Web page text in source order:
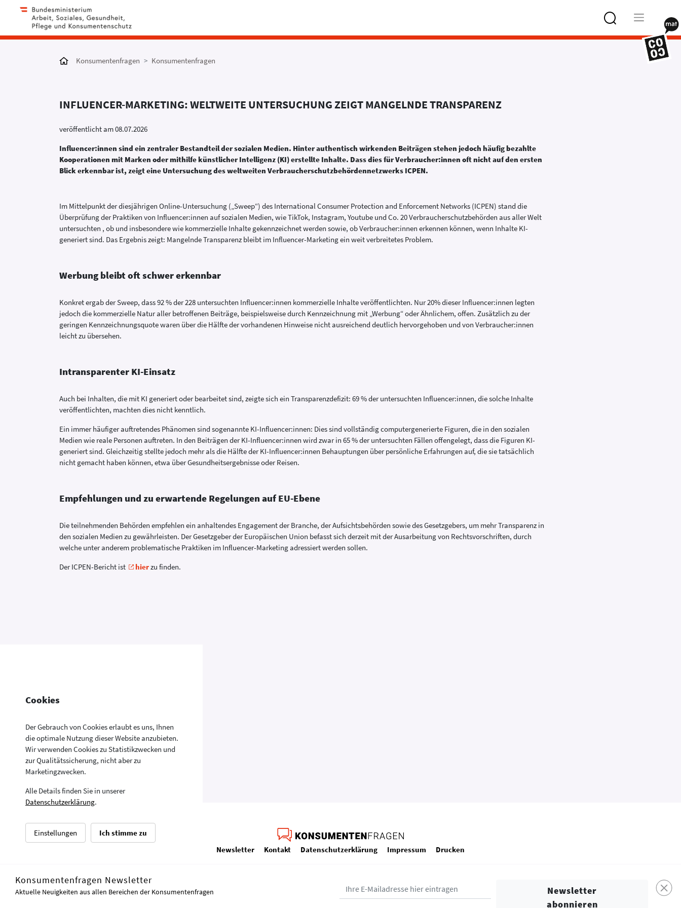
Cookies
Der Gebrauch von Cookies erlaubt es uns, Ihnen
die optimale Nutzung dieser Website anzubieten.
Wir verwenden Cookies zu Statistikzwecken und
zur Qualitätssicherung, nicht aber zu
Marketingzwecken.
Alle Details finden Sie in unserer
Datenschutzerklärung.
Einstellungen Ich stimme zu
Konsumentenfragen Konsumentenfragen
INFLUENCER-MARKETING: WELTWEITE UNTERSUCHUNG ZEIGT MANGELNDE TRANSPARENZ
veröffentlicht am 08.07.2026
Influencer:innen sind ein zentraler Bestandteil der sozialen Medien. Hinter authentisch wirkenden Beiträgen stehen jedoch häufig bezahlte
Kooperationen mit Marken oder mithilfe künstlicher Intelligenz (KI) erstellte Inhalte. Dass dies für Verbraucher:innen oft nicht auf den ersten
Blick erkennbar ist, zeigt eine Untersuchung des weltweiten Verbraucherschutzbehördennetzwerks ICPEN.
Im Mittelpunkt der diesjährigen Online-Untersuchung („Sweep“) des International Consumer Protection and Enforcement Networks (ICPEN) stand die
Überprüfung der Praktiken von Influencer:innen auf sozialen Medien, wie TikTok, Instagram, Youtube und Co. 20 Verbraucherschutzbehörden aus aller Welt
untersuchten , ob und insbesondere wie kommerzielle Inhalte gekennzeichnet werden sowie, ob Verbraucher:innen erkennen können, wenn Inhalte KI-
generiert sind. Das Ergebnis zeigt: Mangelnde Transparenz bleibt im Influencer-Marketing ein weit verbreitetes Problem.
Werbung bleibt oft schwer erkennbar
Konkret ergab der Sweep, dass 92 % der 228 untersuchten Influencer:innen kommerzielle Inhalte veröffentlichten. Nur 20% dieser Influencer:innen legten
jedoch die kommerzielle Natur aller betroffenen Beiträge, beispielsweise durch Kennzeichnung mit „Werbung“ oder Ähnlichem, offen. Zusätzlich zu der
geringen Kennzeichnungsquote waren über die Hälfte der vorhandenen Hinweise nicht ausreichend deutlich hervorgehoben und von Verbraucher:innen
leicht zu übersehen.
Intransparenter KI-Einsatz
Auch bei Inhalten, die mit KI generiert oder bearbeitet sind, zeigte sich ein Transparenzdefizit: 69 % der untersuchten Influencer:innen, die solche Inhalte
veröffentlichten, machten dies nicht kenntlich.
Ein immer häufiger auftretendes Phänomen sind sogenannte KI-Influencer:innen: Dies sind vollständig computergenerierte Figuren, die in den sozialen
Medien wie reale Personen auftreten. In den Beiträgen der KI-Influencer:innen wird zwar in 65 % der untersuchten Fällen offengelegt, dass die Figuren KI-
generiert sind. Gleichzeitig stellte jedoch mehr als die Hälfte der KI-Influencer:innen Behauptungen über persönliche Erfahrungen auf, die sie tatsächlich
nicht gemacht haben können, etwa über Gesundheitsergebnisse oder Reisen.
Empfehlungen und zu erwartende Regelungen auf EU-Ebene
Die teilnehmenden Behörden empfehlen ein anhaltendes Engagement der Branche, der Aufsichtsbehörden sowie des Gesetzgebers, um mehr Transparenz in
den sozialen Medien zu gewährleisten. Der Gesetzgeber der Europäischen Union befasst sich derzeit mit der Ausarbeitung von Rechtsvorschriften, durch
welche unter anderem problematische Praktiken im Influencer-Marketing adressiert werden sollen.
Der ICPEN-Bericht ist
hierzu finden.
Konsumentenfragen Newsletter
Aktuelle Neuigkeiten aus allen Bereichen der Konsumentenfragen
Newsletter
abonnieren
Newsletter Kontakt Datenschutzerklärung Impressum
Drucken